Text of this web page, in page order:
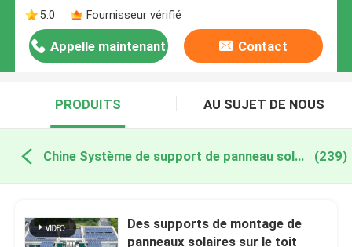
5.0
Fournisseur vérifié
Appelle maintenant Contact
PRODUITS AU SUJET DE NOUS
Chine Système de support de panneau solaire (239)
Des supports de montage de
panneaux solaires sur le toit